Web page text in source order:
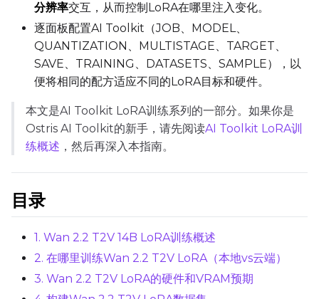
MULTISTAGE
Stages to Train
ToggleHigh Noise
High Noise
ToggleLow Noise
Low Noise
TARGET
LoRA
Linear Rank
分辨率交互，从而控制LoRA在哪里注入变化。
逐面板配置AI Toolkit（JOB、MODEL、
QUANTIZATION、MULTISTAGE、TARGET、
SAVE、TRAINING、DATASETS、SAMPLE），以
便将相同的配方适应不同的LoRA目标和硬件。
本文是AI Toolkit LoRA训练系列的一部分。如果你是
Ostris AI Toolkit的新手，请先阅读AI Toolkit LoRA训
练概述 ，然后再深入本指南。
目录
1. Wan 2.2 T2V 14B LoRA训练概述
2. 在哪里训练Wan 2.2 T2V LoRA（本地vs云端）
3. Wan 2.2 T2V LoRA的硬件和VRAM预期